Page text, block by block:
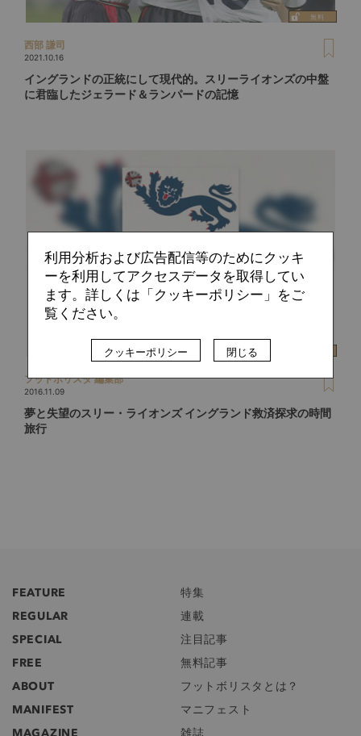
西部 謙司
2021.10.16
イングランドの正統にして現代的。スリーライオンズの中盤
に君臨したジェラード＆ランパードの記憶
フットボリスタ 編集部
2016.11.09
夢と失望のスリー・ライオンズ イングランド救済探求の時間
旅行
FEATURE
特集
REGULAR
連載
SPECIAL
注目記事
FREE
無料記事
ABOUT
フットボリスタとは？
MANIFEST
マニフェスト
利用分析および広告配信等のためにクッキ
ーを利用してアクセスデータを取得してい
ます。詳しくは「クッキーポリシー」をご
覧ください。
クッキーポリシー 閉じる